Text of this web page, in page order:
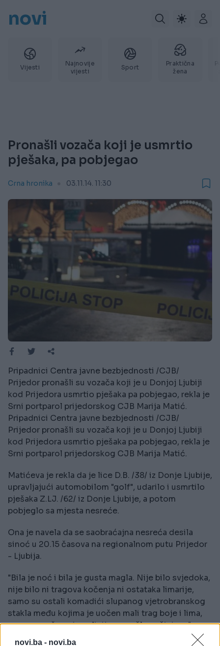
novi.ba - novi.ba
novi
Vijesti
Najnovije
vijesti
Sport
Praktična
žena
Pronašli vozača koji je usmrtio
pješaka, pa pobjegao
Crna hronika 03.11.14. 11:30
Pripadnici Centra javne bezbjednosti /CJB/
Prijedor pronašli su vozača koji je u Donjoj Ljubiji
kod Prijedora usmrtio pješaka pa pobjegao, rekla je
Srni portparol prijedorskog CJB Marija Matić.
Pripadnici Centra javne bezbjednosti /CJB/
Prijedor pronašli su vozača koji je u Donjoj Ljubiji
kod Prijedora usmrtio pješaka pa pobjegao, rekla je
Srni portparol prijedorskog CJB Marija Matić.
Matićeva je rekla da je lice D.B. /38/ iz Donje Ljubije,
upravljajući automobilom "golf", udarilo i usmrtilo
pješaka Z.LJ. /62/ iz Donje Ljubije, a potom
pobjeglo sa mjesta nesreće.
Ona je navela da se saobraćajna nesreća desila
sinoć u 20.15 časova na regionalnom putu Prijedor
- Ljubija.
"Bila je noć i bila je gusta magla. Nije bilo svjedoka,
nije bilo ni tragova kočenja ni ostataka limarije,
samo su ostali komadići slupanog vjetrobranskog
stakla među kojima je uočen mali trag boje i lima,
na osnovu čega je policija pronašla počinioca",
pojasnila je Matićeva.